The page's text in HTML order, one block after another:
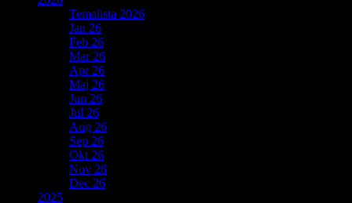
Temalista 2026
Jan 26
Feb 26
Mar 26
Apr 26
Maj 26
Jun 26
Jul 26
Aug 26
Sep 26
Okt 26
Nov 26
Dec 26
2025